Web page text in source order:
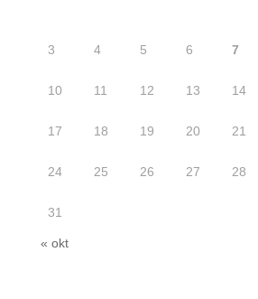
3 4 5 6 7
10 11 12 13 14
17 18 19 20 21
24 25 26 27 28
31
« okt